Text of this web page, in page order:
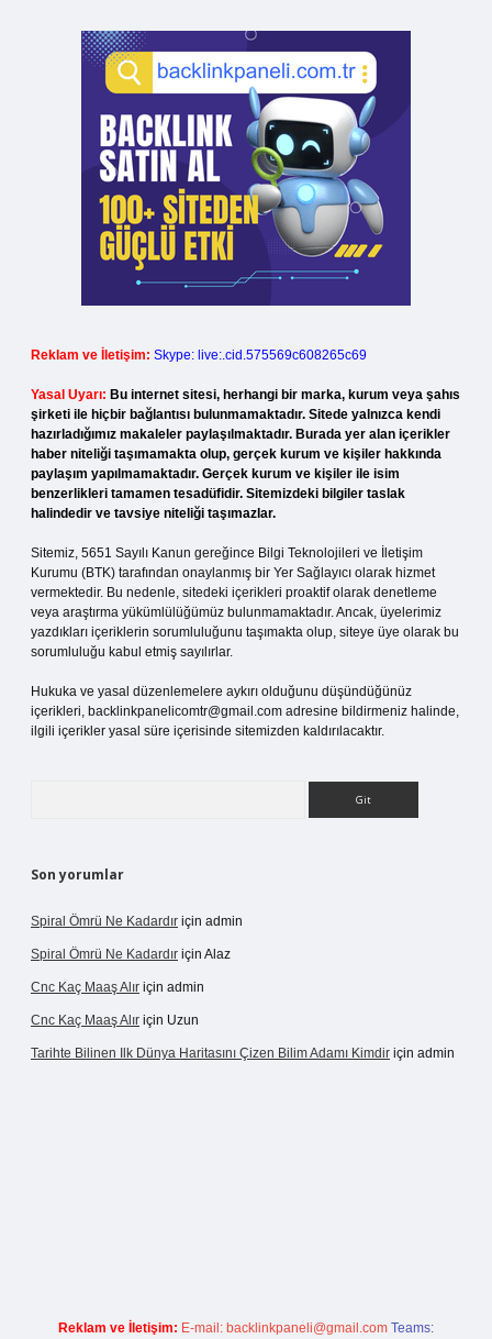
Reklam ve İletişim: Skype: live:.cid.575569c608265c69
Yasal Uyarı: Bu internet sitesi, herhangi bir marka, kurum veya şahıs
şirketi ile hiçbir bağlantısı bulunmamaktadır. Sitede yalnızca kendi
hazırladığımız makaleler paylaşılmaktadır. Burada yer alan içerikler
haber niteliği taşımamakta olup, gerçek kurum ve kişiler hakkında
paylaşım yapılmamaktadır. Gerçek kurum ve kişiler ile isim
benzerlikleri tamamen tesadüfidir. Sitemizdeki bilgiler taslak
halindedir ve tavsiye niteliği taşımazlar.
Sitemiz, 5651 Sayılı Kanun gereğince Bilgi Teknolojileri ve İletişim
Kurumu (BTK) tarafından onaylanmış bir Yer Sağlayıcı olarak hizmet
vermektedir. Bu nedenle, sitedeki içerikleri proaktif olarak denetleme
veya araştırma yükümlülüğümüz bulunmamaktadır. Ancak, üyelerimiz
yazdıkları içeriklerin sorumluluğunu taşımakta olup, siteye üye olarak bu
sorumluluğu kabul etmiş sayılırlar.
Hukuka ve yasal düzenlemelere aykırı olduğunu düşündüğünüz
içerikleri, backlinkpanelicomtr@gmail.com adresine bildirmeniz halinde,
ilgili içerikler yasal süre içerisinde sitemizden kaldırılacaktır.
Son yorumlar
Spiral Ömrü Ne Kadardır için admin
Spiral Ömrü Ne Kadardır için Alaz
Cnc Kaç Maaş Alır için admin
Cnc Kaç Maaş Alır için Uzun
Tarihte Bilinen Ilk Dünya Haritasını Çizen Bilim Adamı Kimdir için admin
Reklam ve İletişim: E-mail: backlinkpaneli@gmail.com Teams: